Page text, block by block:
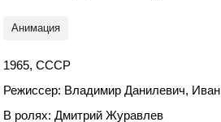
Анимация
1965, СССР
Режиссер: Владимир Данилевич,
В ролях: Дмитрий Журавлев